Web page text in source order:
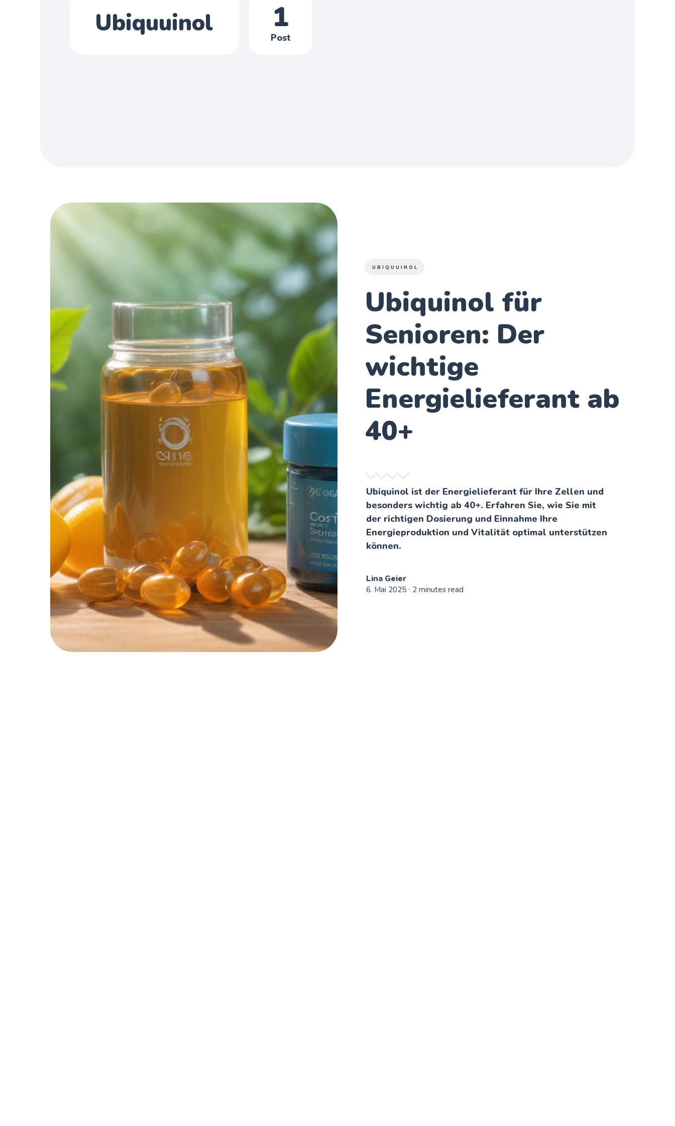
Ubiquuinol 1
Post
UBIQUUINOL
Ubiquinol für
Senioren: Der
wichtige
Energielieferant ab
40+
Ubiquinol ist der Energielieferant für Ihre Zellen und
besonders wichtig ab 40+. Erfahren Sie, wie Sie mit
der richtigen Dosierung und Einnahme Ihre
Energieproduktion und Vitalität optimal unterstützen
können.
Lina Geier
6. Mai 2025 ∙ 2 minutes read